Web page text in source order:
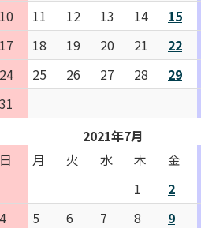
10
11 12 13 14 15
17
18 19 20 21 22
24
25 26 27 28 29
31
2021年7月
日
月 火 水 木 金
1
2
4
5 6 7 8 9